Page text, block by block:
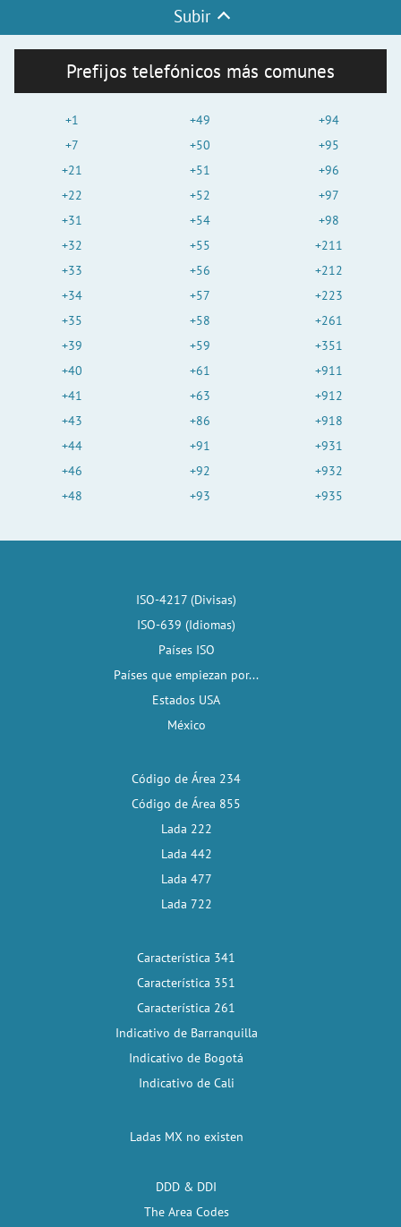
Subir
Prefijos telefónicos más comunes
+1
+7
+21
+22
+31
+32
+33
+34
+35
+39
+40
+41
+43
+44
+46
+48
+49
+50
+51
+52
+54
+55
+56
+57
+58
+59
+61
+63
+86
+91
+92
+93
+94
+95
+96
+97
+98
+211
+212
+223
+261
+351
+911
+912
+918
+931
+932
+935
ISO-4217 (Divisas)
ISO-639 (Idiomas)
Países ISO
Países que empiezan por...
Estados USA
México
Código de Área 234
Código de Área 855
Lada 222
Lada 442
Lada 477
Lada 722
Característica 341
Característica 351
Característica 261
Indicativo de Barranquilla
Indicativo de Bogotá
Indicativo de Cali
Ladas MX no existen
DDD & DDI
The Area Codes